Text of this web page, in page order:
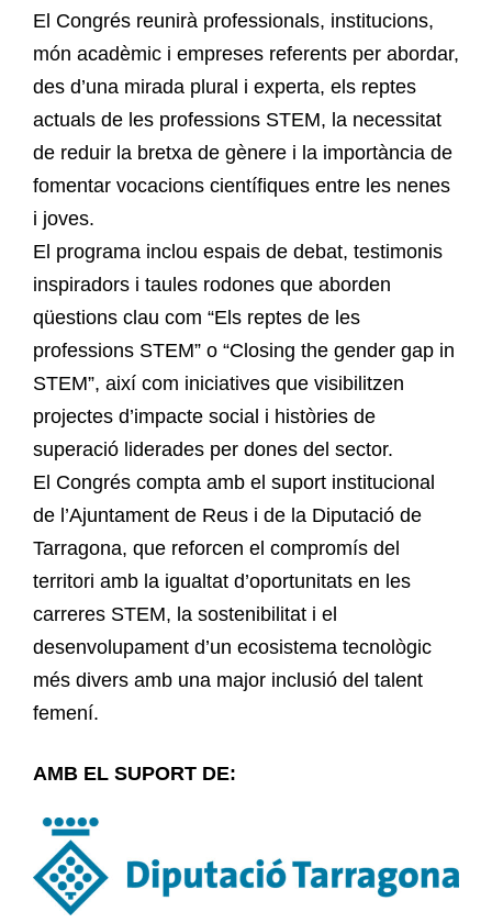
El Congrés reunirà professionals, institucions,
món acadèmic i empreses referents per abordar,
des d’una mirada plural i experta, els reptes
actuals de les professions STEM, la necessitat
de reduir la bretxa de gènere i la importància de
fomentar vocacions científiques entre les nenes
i joves.
El programa inclou espais de debat, testimonis
inspiradors i taules rodones que aborden
qüestions clau com “Els reptes de les
professions STEM” o “Closing the gender gap in
STEM”, així com iniciatives que visibilitzen
projectes d’impacte social i històries de
superació liderades per dones del sector.
El Congrés compta amb el suport institucional
de l’Ajuntament de Reus i de la Diputació de
Tarragona, que reforcen el compromís del
territori amb la igualtat d’oportunitats en les
carreres STEM, la sostenibilitat i el
desenvolupament d’un ecosistema tecnològic
més divers amb una major inclusió del talent
femení.
AMB EL SUPORT DE: